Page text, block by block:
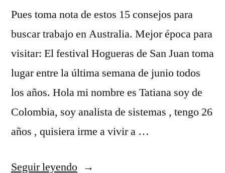
Pues toma nota de estos 15 consejos para
buscar trabajo en Australia. Mejor época para
visitar: El festival Hogueras de San Juan toma
lugar entre la última semana de junio todos
los años. Hola mi nombre es Tatiana soy de
Colombia, soy analista de sistemas , tengo 26
años , quisiera irme a vivir a …
Seguir leyendo«Comprar